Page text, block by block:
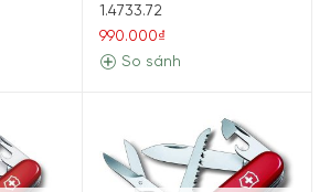
1.4733.72
990.000₫
So sánh